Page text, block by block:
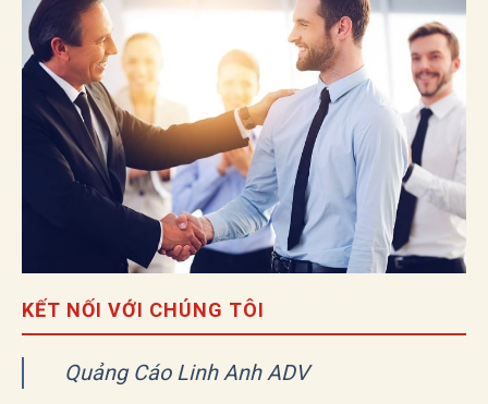
KẾT NỐI VỚI CHÚNG TÔI
Quảng Cáo Linh Anh ADV